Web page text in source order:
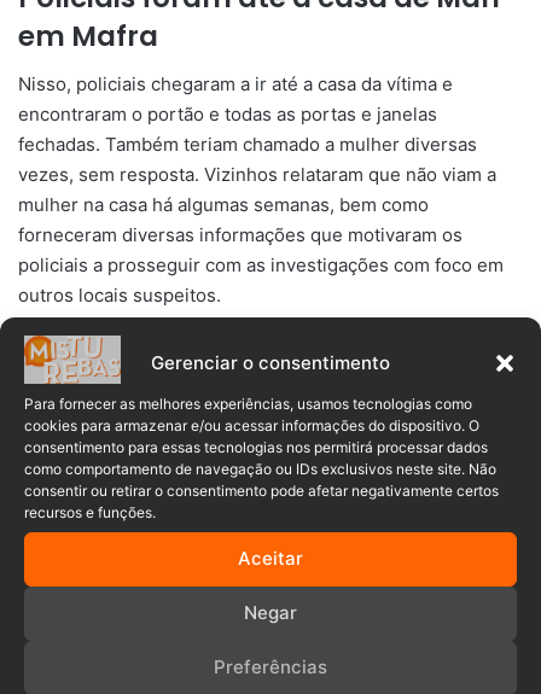
Gerenciar o consentimento
Para fornecer as melhores experiências, usamos tecnologias como
cookies para armazenar e/ou acessar informações do dispositivo. O
consentimento para essas tecnologias nos permitirá processar dados
como comportamento de navegação ou IDs exclusivos neste site. Não
consentir ou retirar o consentimento pode afetar negativamente certos
recursos e funções.
Aceitar
Negar
Preferências
em Mafra
Nisso, policiais chegaram a ir até a casa da vítima e
encontraram o portão e todas as portas e janelas
fechadas. Também teriam chamado a mulher diversas
vezes, sem resposta. Vizinhos relataram que não viam a
mulher na casa há algumas semanas, bem como
forneceram diversas informações que motivaram os
policiais a prosseguir com as investigações com foco em
outros locais suspeitos.
Além disso, a Polícia disse que seguiu o protocolo de
inviolabilidade domiciliar, que diz que “os policiais civis
não poderiam entrar na residência sem autorização por
escrito de algum morador ou uma ordem judicial”.
Segundo o delegado do caso, “muito provavelmente iria se
representar ao judiciário pela busca e apreensão no
Por fim, uma autópsia determinará as causas da morte de